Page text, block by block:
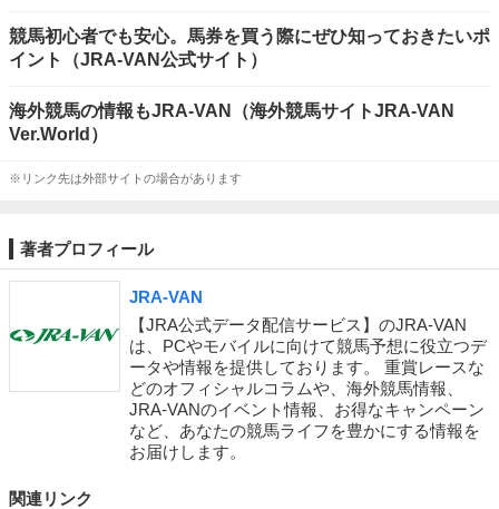
競馬初心者でも安心。馬券を買う際にぜひ知っておきたいポ
イント（JRA-VAN公式サイト）
海外競馬の情報もJRA-VAN（海外競馬サイトJRA-VAN
Ver.World）
※リンク先は外部サイトの場合があります
著者プロフィール
JRA-VAN
【JRA公式データ配信サービス】のJRA-VAN
は、PCやモバイルに向けて競馬予想に役立つデ
ータや情報を提供しております。 重賞レースな
どのオフィシャルコラムや、海外競馬情報、
JRA-VANのイベント情報、お得なキャンペーン
など、あなたの競馬ライフを豊かにする情報を
お届けします。
関連リンク